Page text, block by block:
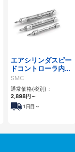
エアシリンダスピー
ドコントローラ内蔵
形:複動・片ロッ
ド/CJ2Zシリーズ
SMC
通常価格(税別)：
2,898円～
1日目～